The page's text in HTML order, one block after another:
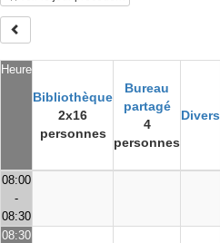
Heure
Bibliothèque
2x16
personnes
Bureau
partagé
4
personnes
Divers
08:00
-
08:30
08:30